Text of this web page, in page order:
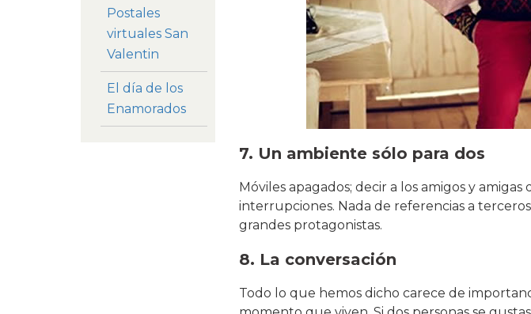
7. Un ambiente sólo para dos
Móviles apagados; decir a los amigos y
interrupciones. Nada de referencias a
grandes protagonistas.
8. La conversación
Todo lo que hemos dicho carece de
Postales
virtuales San
Valentin
El día de los
Enamorados